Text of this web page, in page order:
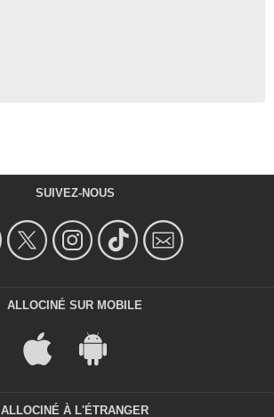
SUIVEZ-NOUS
ALLOCINÉ SUR MOBILE
ALLOCINÉ À L'ÉTRANGER